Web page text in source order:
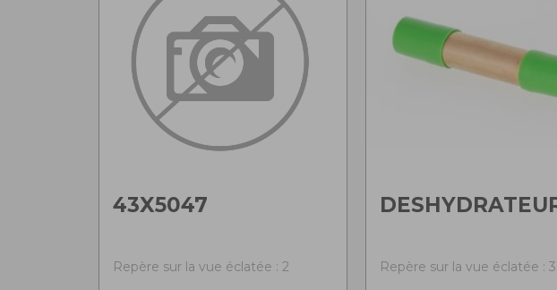
43X5047
Repère sur la vue éclatée : 2 Repère sur la vue éclatée : 3